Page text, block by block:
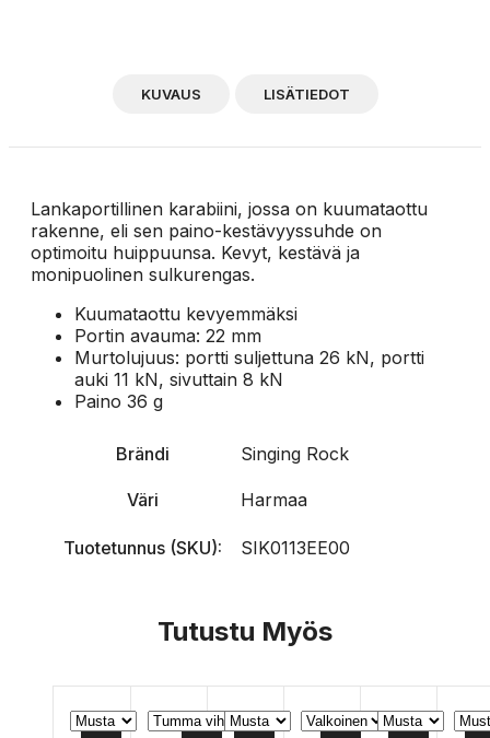
KUVAUS LISÄTIEDOT
Lankaportillinen karabiini, jossa on kuumataottu
rakenne, eli sen paino-kestävyyssuhde on
optimoitu huippuunsa. Kevyt, kestävä ja
monipuolinen sulkurengas.
Kuumataottu kevyemmäksi
Portin avauma: 22 mm
Murtolujuus: portti suljettuna 26 kN, portti
auki 11 kN, sivuttain 8 kN
Paino 36 g
Brändi Singing Rock
Väri Harmaa
Tuotetunnus (SKU): SIK0113EE00
Tutustu Myös